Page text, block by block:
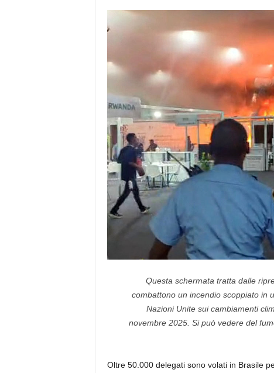
Questa schermata tratta dalle
combattono un incendio scoppiato in
Nazioni Unite sui cambiamenti
novembre 2025. Si può vedere del
Oltre 50.000 delegati sono volati in Brasile